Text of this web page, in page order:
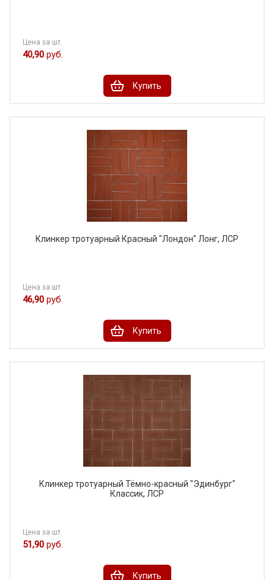
Цена за шт.
40,90 руб.
Купить
Клинкер тротуарный Красный "Лондон" Лонг, ЛСР
Цена за шт.
46,90 руб.
Купить
Клинкер тротуарный Тёмно-красный "Эдинбург"
Классик, ЛСР
Цена за шт.
51,90 руб.
Купить